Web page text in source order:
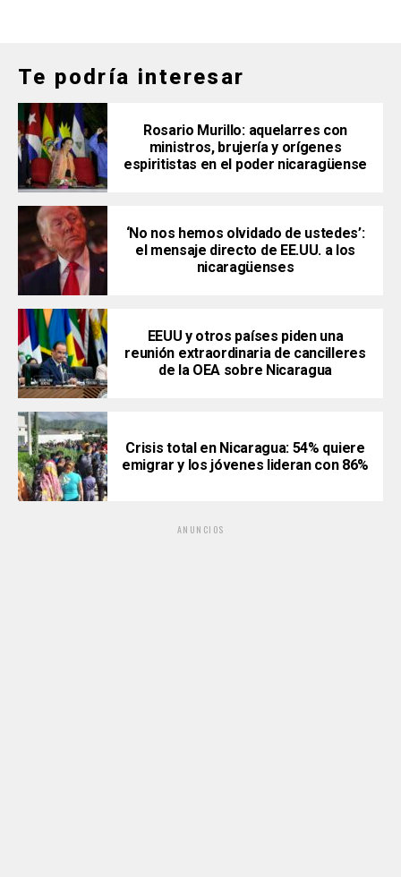
Te podría interesar
Rosario Murillo: aquelarres con
ministros, brujería y orígenes
espiritistas en el poder nicaragüense
‘No nos hemos olvidado de ustedes’:
el mensaje directo de EE.UU. a los
nicaragüenses
EEUU y otros países piden una
reunión extraordinaria de cancilleres
de la OEA sobre Nicaragua
Crisis total en Nicaragua: 54% quiere
emigrar y los jóvenes lideran con 86%
ANUNCIOS